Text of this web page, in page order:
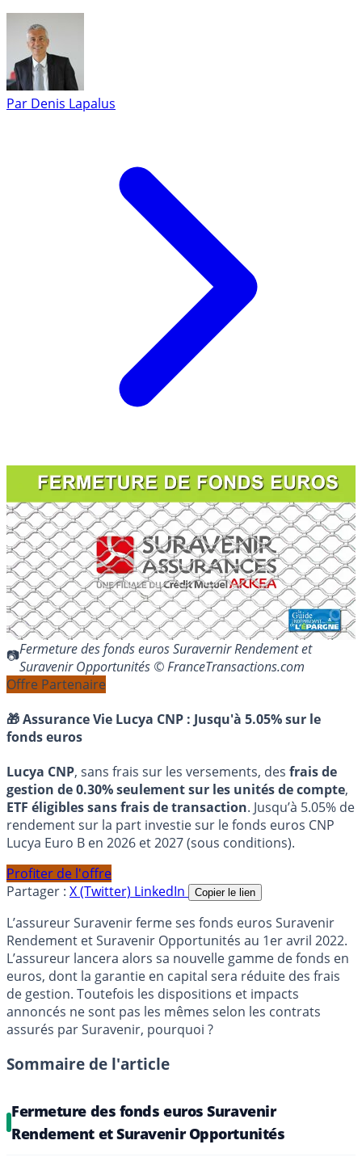
Par Denis Lapalus
Fermeture des fonds euros Suravernir Rendement et
Suravenir Opportunités © FranceTransactions.com
Offre Partenaire
🎁 Assurance Vie Lucya CNP : Jusqu'à 5.05% sur le
fonds euros
Lucya CNP, sans frais sur les versements, des frais de
gestion de 0.30% seulement sur les unités de compte,
ETF éligibles sans frais de transaction. Jusqu’à 5.05% de
rendement sur la part investie sur le fonds euros CNP
Lucya Euro B en 2026 et 2027 (sous conditions).
Profiter de l'offre
Partager : X (Twitter) LinkedIn Copier le lien
L’assureur Suravenir ferme ses fonds euros Suravenir
Rendement et Suravenir Opportunités au 1er avril 2022.
L’assureur lancera alors sa nouvelle gamme de fonds en
euros, dont la garantie en capital sera réduite des frais
de gestion. Toutefois les dispositions et impacts
annoncés ne sont pas les mêmes selon les contrats
assurés par Suravenir, pourquoi ?
Sommaire de l'article
Fermeture des fonds euros Suravenir
Rendement et Suravenir Opportunités